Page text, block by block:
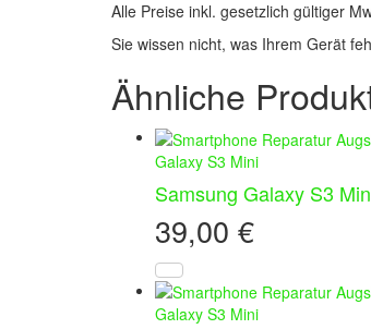
Alle Preise inkl. gesetzlich gültiger
Sie wissen nicht, was Ihrem Gerät
Ähnliche
Galaxy S3 Mini
Samsung Galaxy S3
39,00 €
Galaxy S3 Mini